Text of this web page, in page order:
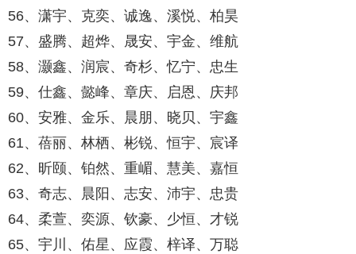
56、潇宇、克奕、诚逸、溪悦、柏昊
57、盛腾、超烨、晟安、宇金、维航
58、灏鑫、润宸、奇杉、忆宁、忠生
59、仕鑫、懿峰、章庆、启恩、庆邦
60、安雅、金乐、晨朋、晓贝、宇鑫
61、蓓丽、林栖、彬锐、恒宇、宸译
62、昕颐、铂然、重嵋、慧美、嘉恒
63、奇志、晨阳、志安、沛宇、忠贵
64、柔萱、奕源、钦豪、少恒、才锐
65、宇川、佑星、应霞、梓译、万聪